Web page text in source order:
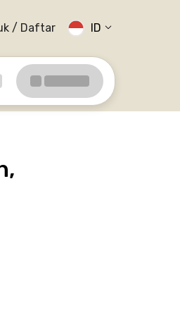
/ Daftar ID